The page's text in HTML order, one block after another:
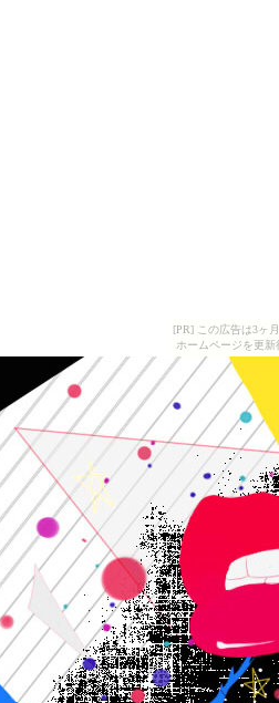
[PR] この広告は3ヶ
ホームページを更